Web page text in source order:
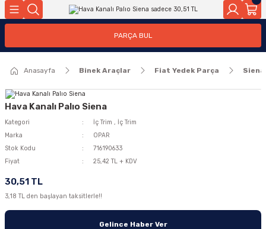
PARÇA BUL
Anasayfa Binek Araçlar Fiat Yedek Parça Siena
Hava Kanalı Palıo Siena
Kategori İç Trim , İç Trim
Marka
OPAR
Stok Kodu
716190633
Fiyat
25,42 TL + KDV
30,51 TL
3,18 TL den başlayan taksitlerle!!
Gelince Haber Ver